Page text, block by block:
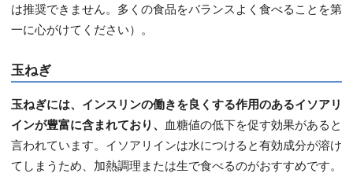
は推奨できません。多くの食品をバランスよく食べることを第
一に心がけてください）。
玉ねぎ
玉ねぎには、インスリンの働きを良くする作用のあるイソアリ
インが豊富に含まれており、
血糖値の低下を促す効果があると
言われています。イソアリインは水につけると有効成分が溶け
てしまうため、加熱調理または生で食べるのがおすすめです。